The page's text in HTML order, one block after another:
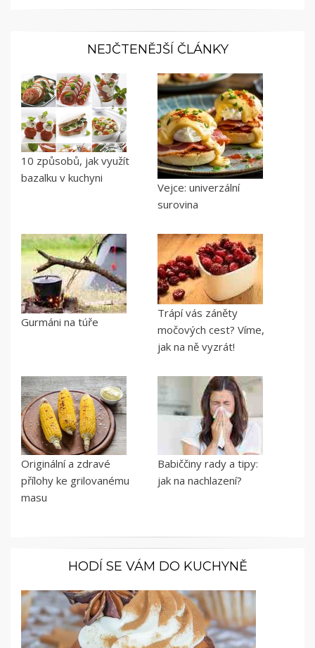
NEJČTENĚJŠÍ ČLÁNKY
10 způsobů, jak využít
bazalku v kuchyni
Vejce: univerzální
surovina
Gurmáni na túře
Trápí vás záněty
močových cest? Víme,
jak na ně vyzrát!
Originální a zdravé
přílohy ke grilovanému
masu
Babiččiny rady a tipy:
jak na nachlazení?
HODÍ SE VÁM DO KUCHYNĚ